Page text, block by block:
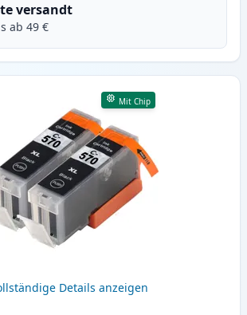
versandt
ab 49 €
Mit Chip
Details anzeigen